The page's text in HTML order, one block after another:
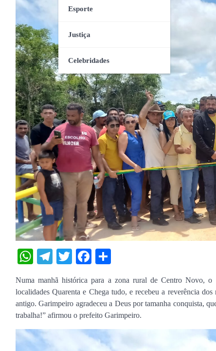
Esporte
Justiça
Celebridades
WhatsApp
Telegram
TwitterFacebook
Numa manhã histórica para a zona rural de Centro Novo, o
localidades Quarenta e Chega tudo, e recebeu a reverência
antigo. Garimpeiro agradeceu a Deus por tamanha conquista,
trabalha!” afirmou o prefeito Garimpeiro.